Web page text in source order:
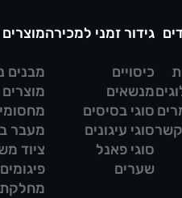
קשר
גידור זמני למכירה
כיסויים
מנשאים
סוגי בסיסים
סוגי עיגונים
סוגי פאנל
שערים
מבנים
מעבר
ציוד